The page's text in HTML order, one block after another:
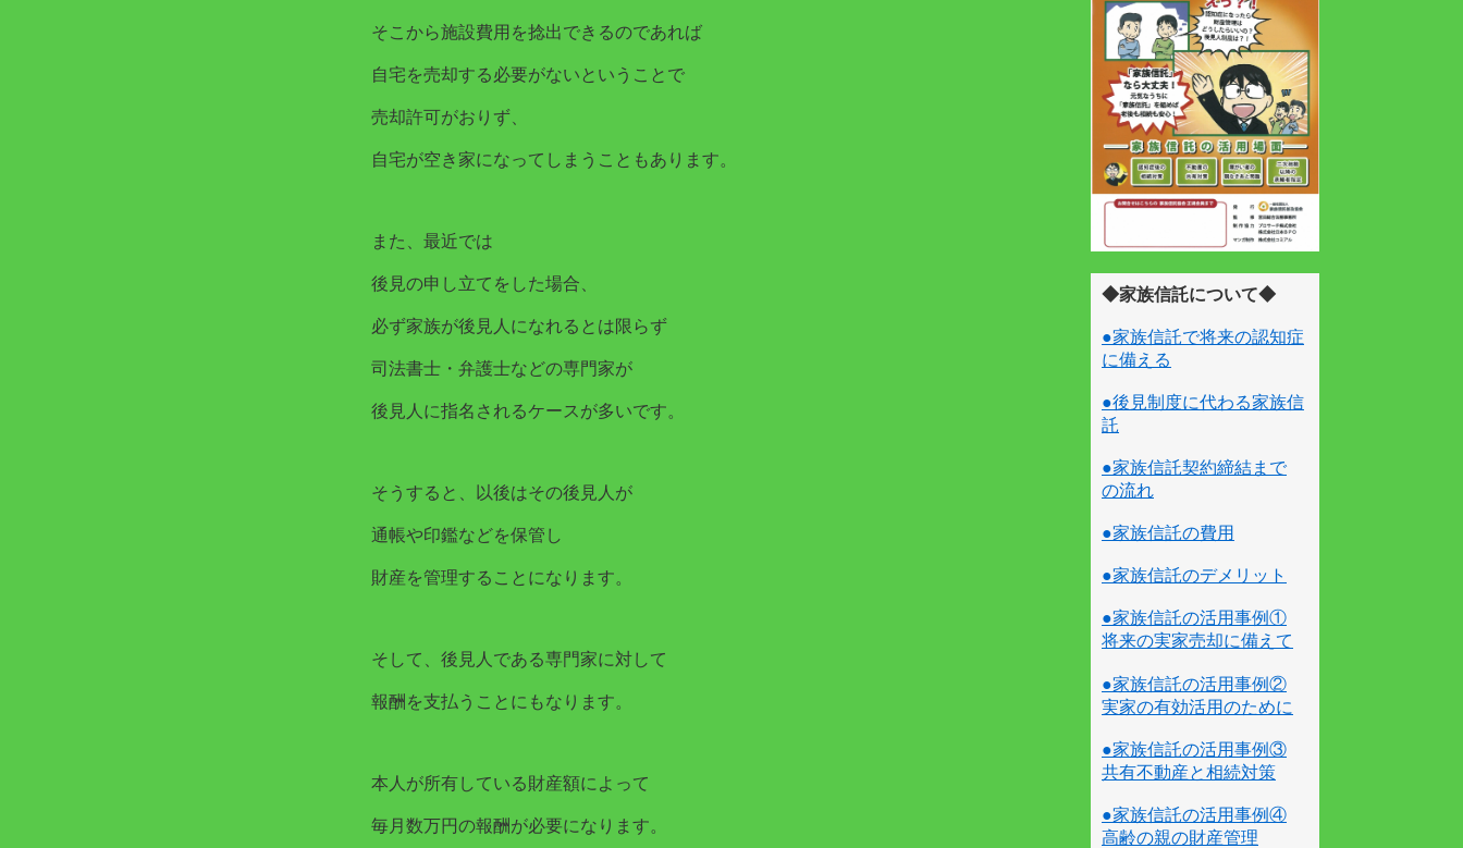
そこから施設費用を捻出できるのであれば
自宅を売却する必要がないということで
売却許可がおりず、
自宅が空き家になってしまうこともあります。
また、最近では
後見の申し立てをした場合、
必ず家族が後見人になれるとは限らず
司法書士・弁護士などの専門家が
後見人に指名されるケースが多いです。
そうすると、以後はその後見人が
通帳や印鑑などを保管し
財産を管理することになります。
そして、後見人である専門家に対して
報酬を支払うことにもなります。
本人が所有している財産額によって
毎月数万円の報酬が必要になります。
◆家族信託について◆
●家族信託で将来の認知症
に備える
●後見制度に代わる家族信
託
●家族信託契約締結まで
の流れ
●家族信託の費用
●家族信託のデメリット
●家族信託の活用事例①
将来の実家売却に備えて
●家族信託の活用事例②
実家の有効活用のために
●家族信託の活用事例③
共有不動産と相続対策
●家族信託の活用事例④
高齢の親の財産管理